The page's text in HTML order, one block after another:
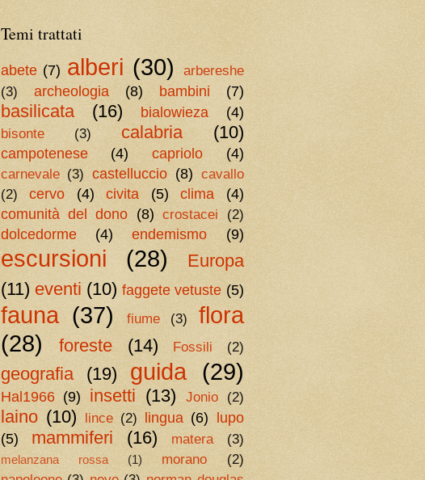
Temi trattati
abete (7) alberi (30)
arbereshe
(3)
archeologia (8) bambini (7)
basilicata (16) bialowieza (4)
bisonte (3) calabria (10)
campotenese (4) capriolo (4)
carnevale (3) castelluccio (8) cavallo
(2)
cervo (4) civita (5) clima
(4)
comunità del dono (8) crostacei (2)
dolcedorme (4) endemismo (9)
escursioni (28)
Europa
(11) eventi (10) faggete vetuste (5)
fauna (37) fiume (3)
flora
(28)
foreste (14) Fossili (2)
geografia (19) guida (29)
Hal1966 (9) insetti (13) Jonio (2)
laino (10) lince (2) lingua (6) lupo
(5)
mammiferi (16) matera (3)
melanzana rossa (1) morano
(2)